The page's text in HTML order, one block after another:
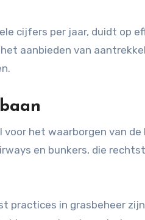
cijfers per jaar, duidt op
aanbieden van
het waarborgen van
en bunkers, die
practices in grasbeheer